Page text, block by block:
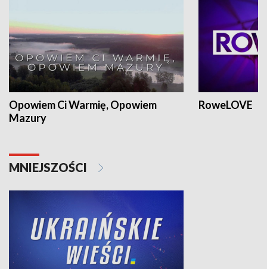
Opowiem Ci Warmię, Opowiem
Mazury
RoweLOVE
MNIEJSZOŚCI